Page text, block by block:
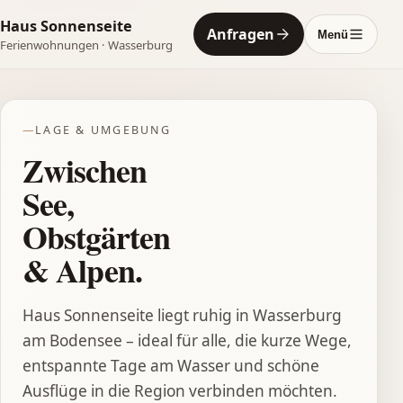
Haus Sonnenseite
Ferienwohnungen · Wasserburg
Anfragen Menü
LAGE & UMGEBUNG
Zwischen
See,
Obstgärten
& Alpen.
Haus Sonnenseite liegt ruhig in Wasserburg
am Bodensee – ideal für alle, die kurze Wege,
entspannte Tage am Wasser und schöne
Ausflüge in die Region verbinden möchten.